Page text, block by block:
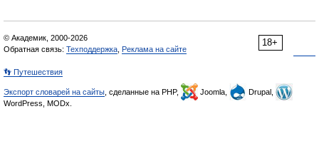
18+
© Академик, 2000-2026
Обратная связь: Техподдержка Реклама на сайте
👣 Путешествия
Экспорт словарей на сайты , сделанные на PHP, Joomla,
Drupal,
WordPress, MODx.